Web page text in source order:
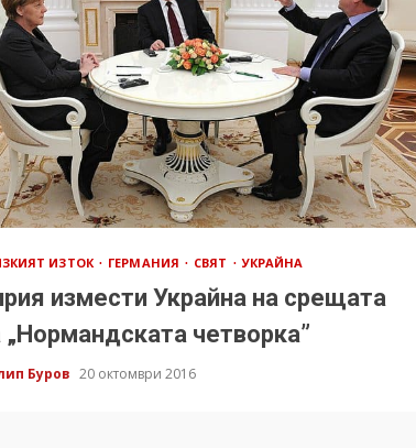
ИЗТОК ГЕРМАНИЯ СВЯТ УКРАЙНА
измести Украйна на срещата
„Нормандската четворка”
Буров 20 октомври 2016